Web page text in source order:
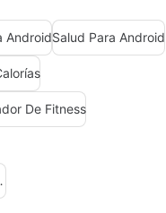
AndroidSalud Para Android
De Fitness
Iphone